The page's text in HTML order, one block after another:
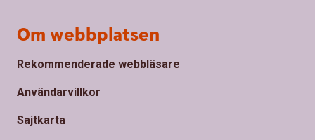
Om webbplatsen
Rekommenderade webbläsare
Användarvillkor
Sajtkarta